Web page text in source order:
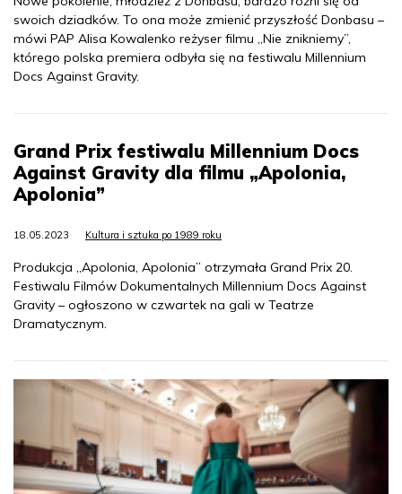
swoich dziadków. To ona może zmienić przyszłość Donbasu –
mówi PAP Alisa Kowalenko reżyser filmu „Nie znikniemy”,
którego polska premiera odbyła się na festiwalu Millennium
Docs Against Gravity.
Grand Prix festiwalu Millennium Docs
Against Gravity dla filmu „Apolonia,
Apolonia”
18.05.2023 Kultura i sztuka po 1989 roku
Produkcja „Apolonia, Apolonia” otrzymała Grand Prix 20.
Festiwalu Filmów Dokumentalnych Millennium Docs Against
Gravity – ogłoszono w czwartek na gali w Teatrze
Dramatycznym.